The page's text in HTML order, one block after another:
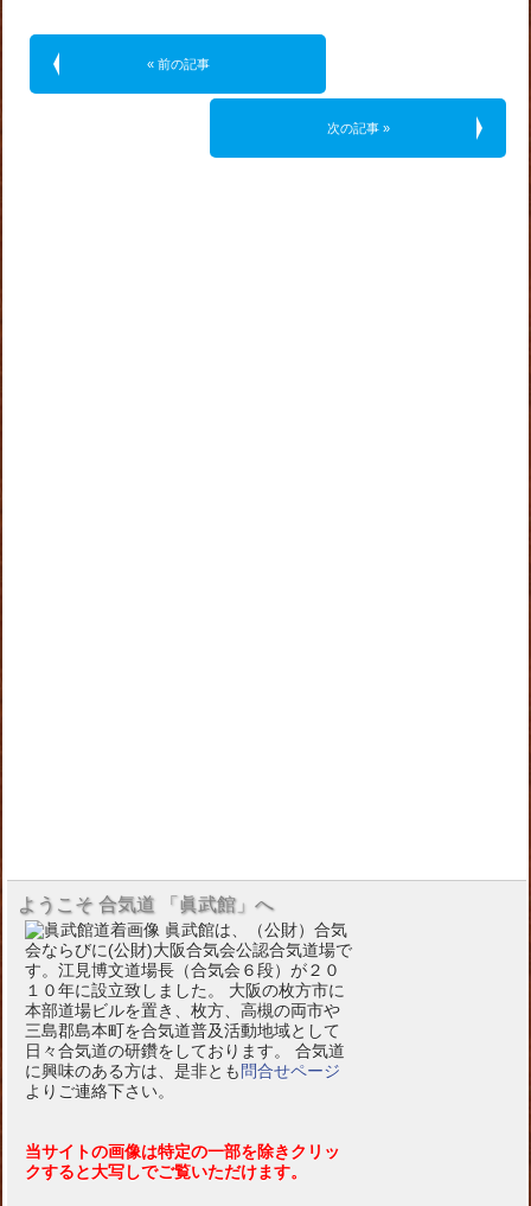
« 前の記事
次の記事 »
ようこそ 合気道 「眞武館」へ
眞武館は、（公財）合気
会ならびに(公財)大阪合気会公認合気道場で
す。江見博文道場長（合気会６段）が２０
１０年に設立致しました。 大阪の枚方市に
本部道場ビルを置き、枚方、高槻の両市や
三島郡島本町を合気道普及活動地域として
日々合気道の研鑽をしております。 合気道
に興味のある方は、是非とも 問合せページ
よりご連絡下さい。
当サイトの画像は特定の一部を除きクリッ
クすると大写しでご覧いただけます。